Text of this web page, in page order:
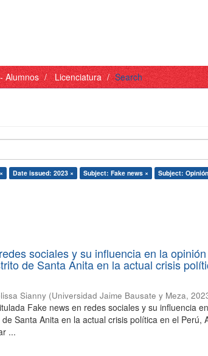
Alumnos Licenciatura Search
Date issued: 2023 × Subject: Fake news ×
Subject:
sociales y su influencia en la
de Santa Anita en la actual crisis
Sianny (Universidad Jaime Bausate y Meza,
Fake news en redes sociales y su influencia
Santa Anita en la actual crisis política en el Perú,
...